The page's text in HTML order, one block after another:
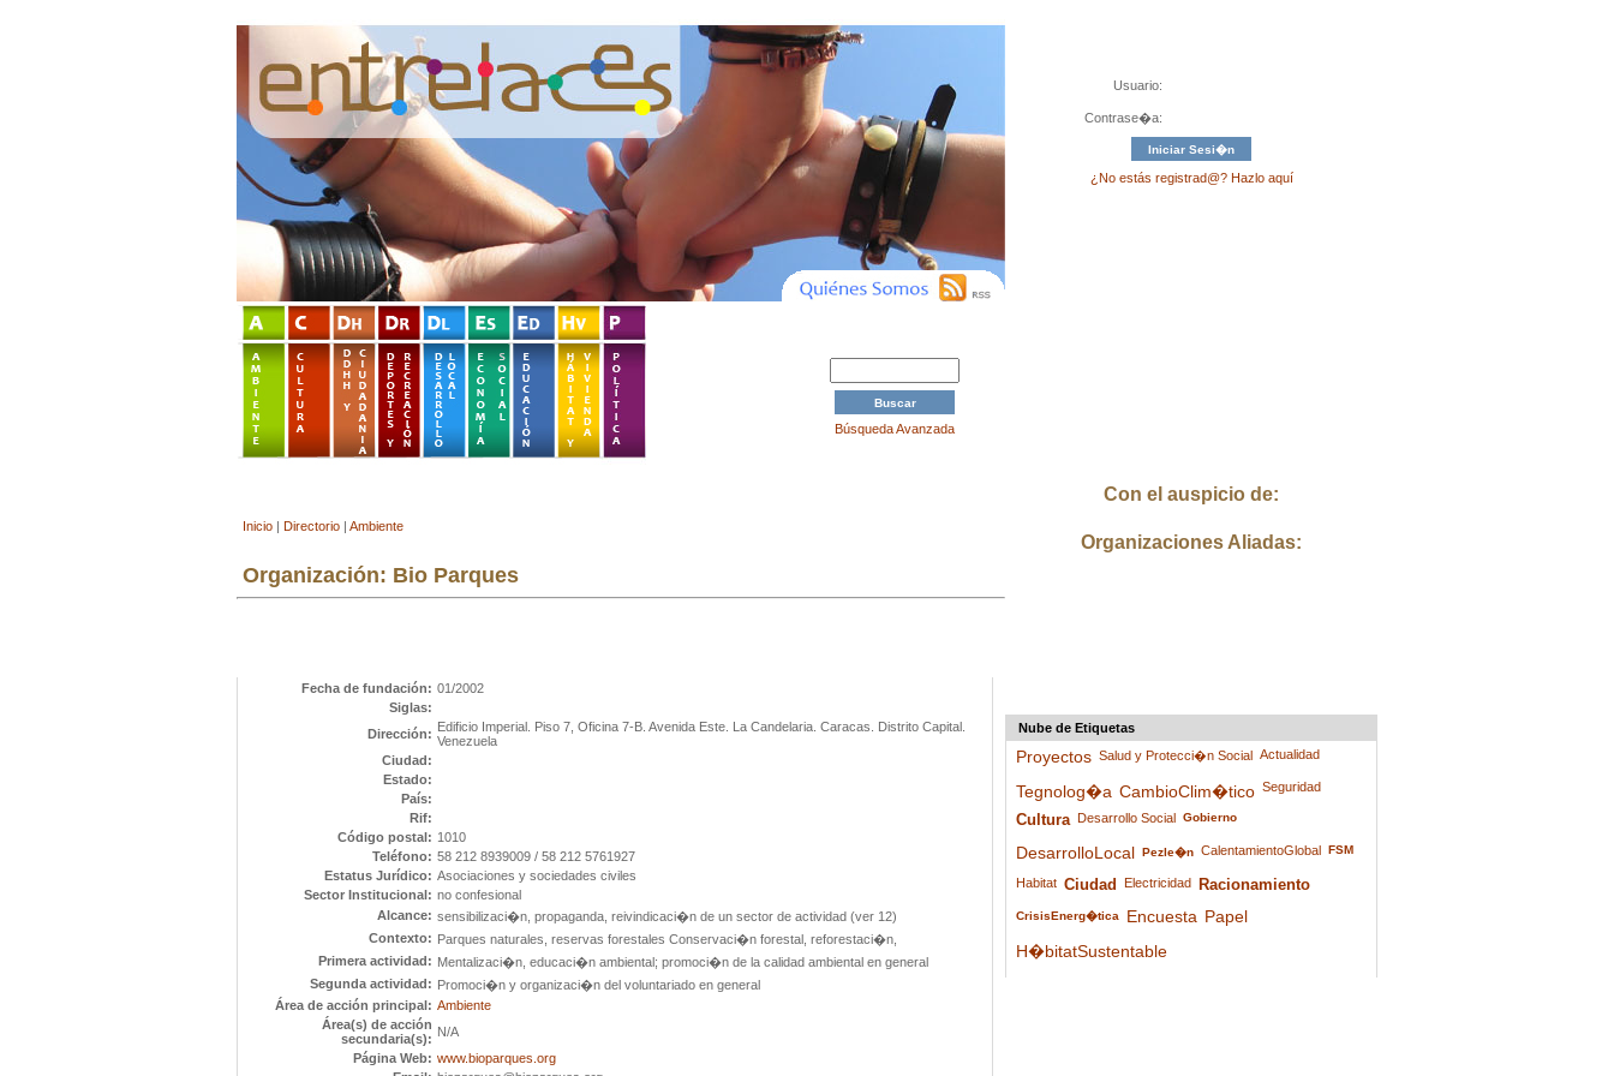
Búsqueda Avanzada
Inicio | Directorio | Ambiente
Organización: Bio Parques
Fecha de fundación: 01/2002
Siglas:
Dirección: Edificio Imperial. Piso 7, Oficina 7-B. Avenida Este. La Candelaria. Caracas. Distrito Capital.
Venezuela
Ciudad:
Estado:
País:
Rif:
Código postal: 1010
Teléfono: 58 212 8939009 / 58 212 5761927
Estatus Jurídico: Asociaciones y sociedades civiles
Sector Institucional: no confesional
Alcance: sensibilizaci�n, propaganda, reivindicaci�n de un sector de actividad (ver 12)
Contexto: Parques naturales, reservas forestales Conservaci�n forestal, reforestaci�n,
Primera actividad: Mentalizaci�n, educaci�n ambiental; promoci�n de la calidad ambiental en general
Segunda actividad: Promoci�n y organizaci�n del voluntariado en general
Área de acción principal: Ambiente
Área(s) de acción
secundaria(s): N/A
Página Web: www.bioparques.org
Usuario:
Contrase�a:
¿No estás registrad@? Hazlo aquí
Con el auspicio de:
Organizaciones Aliadas:
Nube de Etiquetas
Proyectos Salud y Protecci�n Social Actualidad
Tegnolog�a CambioClim�tico Seguridad
Cultura Desarrollo Social Gobierno
DesarrolloLocal Pezle�n CalentamientoGlobal FSM
Habitat Ciudad Electricidad Racionamiento
CrisisEnerg�tica Encuesta Papel
H�bitatSustentable